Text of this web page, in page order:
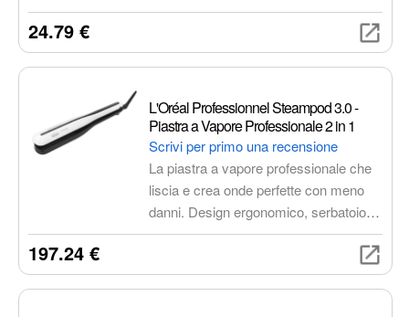
formula leggera e gel, infusa con un
moringa, aiuta a rendere le ciglia più
24.79 €
L'Oréal Professionnel Steampod 3.0 -
Piastra a Vapore Professionale 2 in 1
Scrivi per primo una recensione
La piastra a vapore professionale che
liscia e crea onde perfette con meno
danni. Design ergonomico, serbatoio
integrato e cavo rotante per uno styling
capelli, offre risultati professionali e
197.24 €